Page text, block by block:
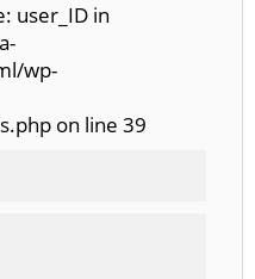
user_ID in
wp-
on line 39